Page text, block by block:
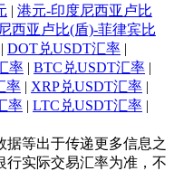
| 港元-印度尼西亚卢比
西亚卢比(盾)-菲律宾比
| DOT兑USDT汇率 |
率 | BTC兑USDT汇率 |
率 | XRP兑USDT汇率 |
率 | LTC兑USDT汇率 |
据等出于传递更多信息之
行实际交易汇率为准，不